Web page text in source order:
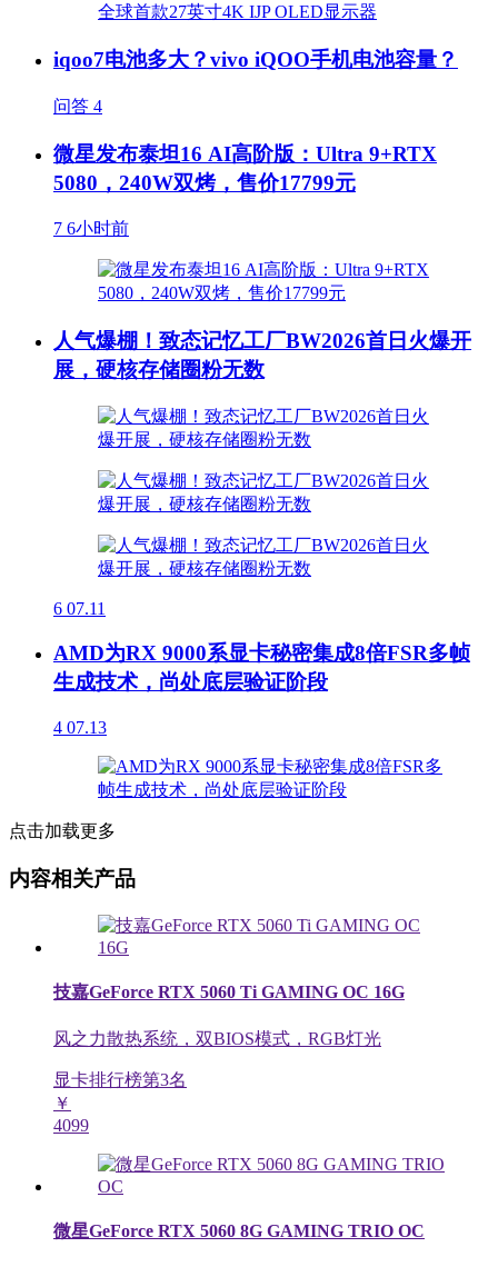
iqoo7电池多大？vivo iQOO手机电池容量？
问答 4
微星发布泰坦16 AI高阶版：Ultra 9+RTX
5080，240W双烤，售价17799元
7 6小时前
人气爆棚！致态记忆工厂BW2026首日火爆开
展，硬核存储圈粉无数
6 07.11
AMD为RX 9000系显卡秘密集成8倍FSR多帧
生成技术，尚处底层验证阶段
4 07.13
点击加载更多
内容相关产品
技嘉GeForce RTX 5060 Ti GAMING OC 16G
风之力散热系统，双BIOS模式，RGB灯光
显卡排行榜第3名
￥
4099
微星GeForce RTX 5060 8G GAMING TRIO OC